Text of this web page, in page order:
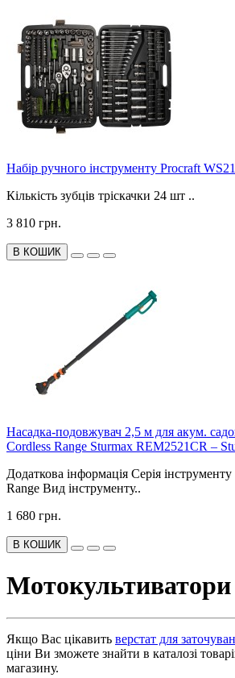
Набір ручного інструменту Procraft
Кількість зубців тріскачки 24 шт ..
3 810 грн.
В КОШИК
Насадка-подовжувач 2,5 м для акум.
Cordless Range Sturmax REM2521CR –
Додаткова інформація Серія
Range Вид інструменту..
1 680 грн.
В КОШИК
Мотокультиватори
Якщо Вас цікавить верстат для
ціни Ви зможете знайти в каталозі
магазину.